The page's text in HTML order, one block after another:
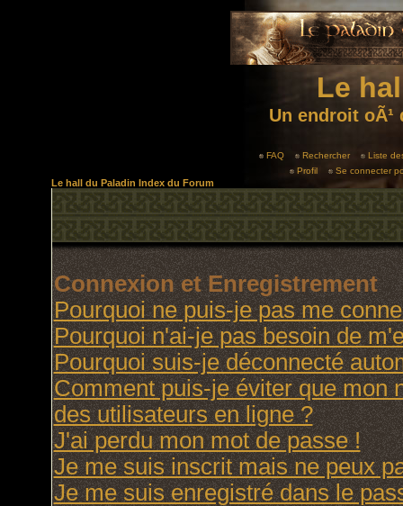
Le
Un endroit
FAQ Rechercher
Liste
Profil
Se connecter
Le hall du Paladin Index du Forum
Connexion et Enregistrement
Pourquoi ne puis-je pas me
Pourquoi n'ai-je pas besoin de
Pourquoi suis-je déconnecté
Comment puis-je éviter que mon
des utilisateurs en ligne ?
J'ai perdu mon mot de passe !
Je me suis inscrit mais ne peux
Je me suis enregistré dans le